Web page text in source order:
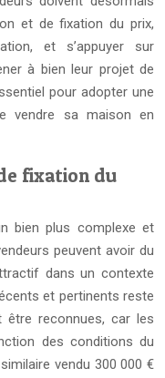
et de fixation du prix,
et s’appuyer sur
à bien leur projet de
pour adopter une
vendre sa maison en
fixation du
bien plus complexe et
peuvent avoir du
dans un contexte
et pertinents reste
être reconnues, car les
des conditions du
vendu 300 000 €